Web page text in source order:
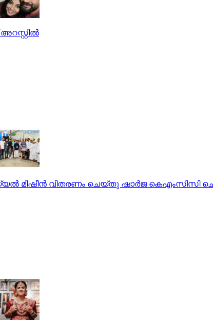
മിഷീൻ വിതരണം ചെയ്തു ഷാർജ കെഎംസിസി